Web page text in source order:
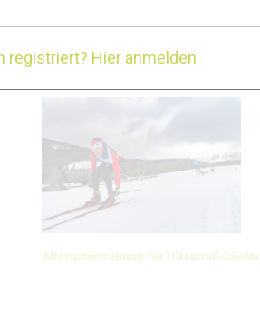
Alternativtraining für Ultratrail-Läufer
registriert? Hier anmelden